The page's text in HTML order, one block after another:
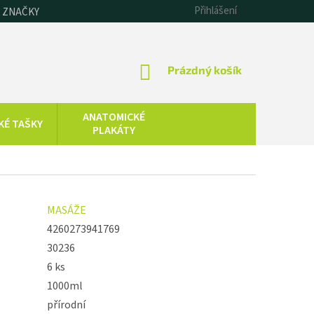
Přihlášení
NÁKUPNÍ
Prázdný košík
TAŠKY
ANATOMICKÉ
PLAKÁTY
TERAPIE
STŘÍBRO,
ZLATO, ZINEK
MASÁŽE
4260273941769
30236
6 ks
1000ml
přírodní